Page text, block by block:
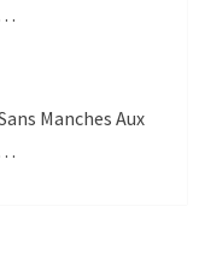
Manches Aux